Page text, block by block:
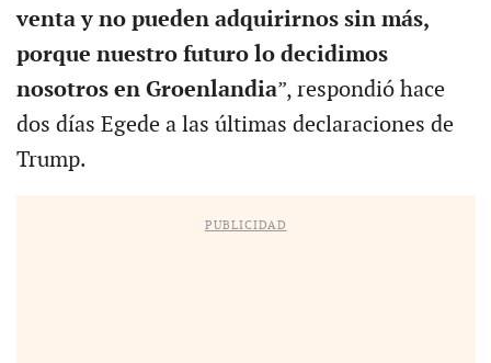
venta y no pueden adquirirnos sin más,
porque nuestro futuro lo decidimos
nosotros en Groenlandia”, respondió hace
dos días Egede a las últimas declaraciones de
Trump.
PUBLICIDAD